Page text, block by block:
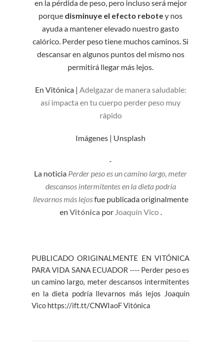
en la pérdida de peso, pero incluso será mejor
porque disminuye el efecto rebotey nos
ayuda a mantener elevado nuestro gasto
calórico. Perder peso tiene muchos caminos. Si
descansar en algunos puntos del mismo nos
permitirá llegar más lejos.
En Vitónica | Adelgazar de manera saludable:
así impacta en tu cuerpo perder peso muy
rápido
Imágenes | Unsplash
-
La noticia Perder peso es un camino largo, meter
descansos intermitentes en la dieta podría
llevarnos más lejosfue publicada originalmente
en Vitónica por Joaquín Vico.
PUBLICADO ORIGINALMENTE EN VITÓNICA
PARA VIDA SANA ECUADOR ---- Perder peso es
un camino largo, meter descansos intermitentes
en la dieta podría llevarnos más lejos Joaquín
Vico https://ift.tt/CNWIaoF Vitónica